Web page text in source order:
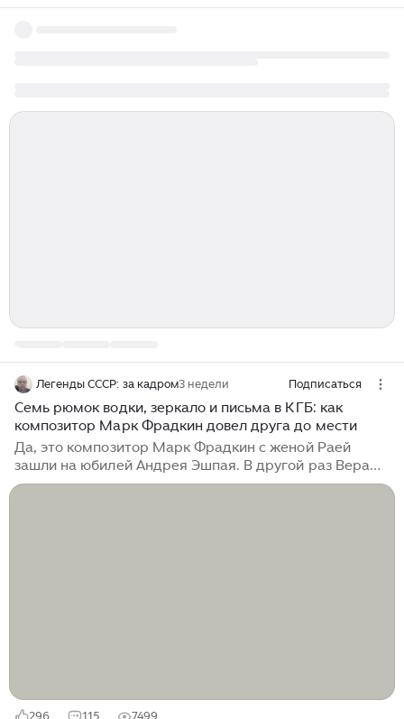
Легенды СССР: за кадром3 недели Подписаться
Семь рюмок водки, зеркало и письма в КГБ: как
композитор Марк Фрадкин довел друга до мести
Да, это композитор Марк Фрадкин с женой Раей
зашли на юбилей Андрея Эшпая. В другой раз Вера
Дербенева — жена поэта-песенника Леонида
296 115 7499